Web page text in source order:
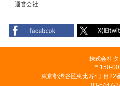
運営会社
株式会社タ
〒150-
東京都渋谷区恵比寿4丁目